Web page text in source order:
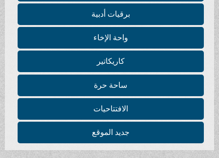
برقيات أدبية
واحة الإخاء
كاريكاتير
ساحة حرة
الافتتاحيات
جديد الموقع